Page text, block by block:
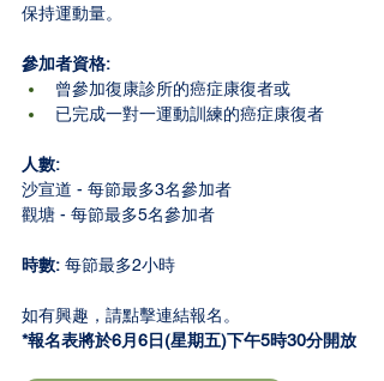
保持運動量。
參加者資格:
曾參加復康診所的癌症康復者或
已完成一對一運動訓練的癌症康復者
人數:
沙宣道 - 每節最多3名參加者
觀塘 - 每節最多5名參加者
時數: 每節最多2小時
如有興趣，請點擊連結報名。
*報名表將於6月6日(星期五)下午5時30分開放